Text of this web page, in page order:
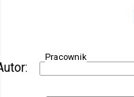
Pracownik